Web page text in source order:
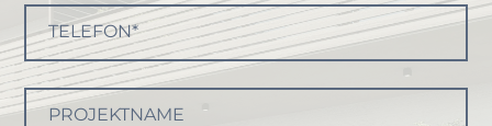
TELEFON*
PROJEKTNAME